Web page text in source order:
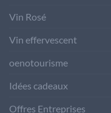
Vin Rosé
Vin effervescent
oenotourisme
Idées cadeaux
Offres Entreprises